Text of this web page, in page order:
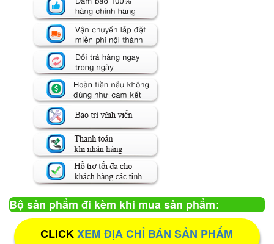
Bộ sản phẩm đi kèm khi mua sản phẩm:
CLICKXEM ĐỊA CHỈ BÁN SẢN PHẨM